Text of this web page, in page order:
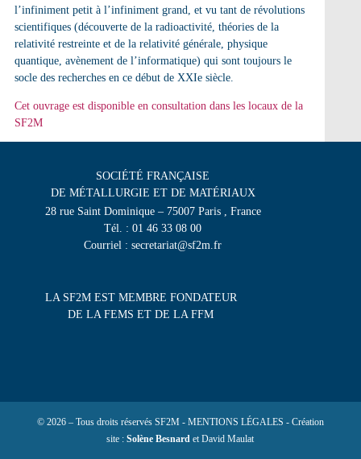
l’infiniment petit à l’infiniment grand, et vu tant de révolutions
scientifiques (découverte de la radioactivité, théories de la
relativité restreinte et de la relativité générale, physique
quantique, avènement de l’informatique) qui sont toujours le
socle des recherches en ce début de XXIe siècle.
Cet ouvrage est disponible en consultation dans les locaux de la
SF2M
SOCIÉTÉ FRANÇAISE
DE MÉTALLURGIE ET DE MATÉRIAUX
28 rue Saint Dominique – 75007 Paris , France
Tél. : 01 46 33 08 00
Courriel : secretariat@sf2m.fr
LA SF2M EST MEMBRE FONDATEUR
DE LA FEMS ET DE LA FFM
© 2026 – Tous droits réservés SF2M - MENTIONS LÉGALES - Création
site :Solène Besnard et David Maulat